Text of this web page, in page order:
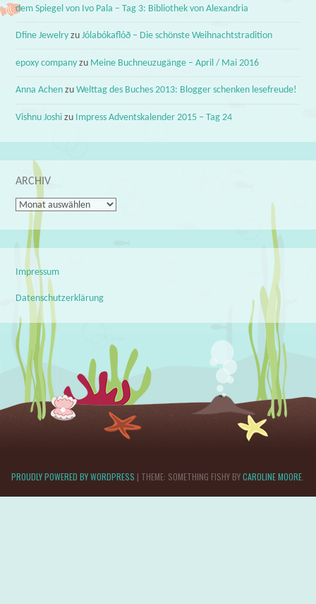
dem Spiegel von Ivo Pala – Tag 3: Bibliothek von Alexandria
Dfine Jewelry zuJólabókaflóð – Die schönste Weihnachtstradition
epoxy company zu Meine Buchneuzugänge – April / Mai 2016
Anna Achen zuWelttag des Buches 2013: Blogger schenken lesefreude!
Vishnu Joshi zu Impress Adventskalender 2015 – Tag 24
ARCHIV
Archiv
Impressum
Datenschutzerklärung
PROUDLY POWERED BY WORDPRESS | THEME: SOMETHING FISHY BYCAROLINE MOORE